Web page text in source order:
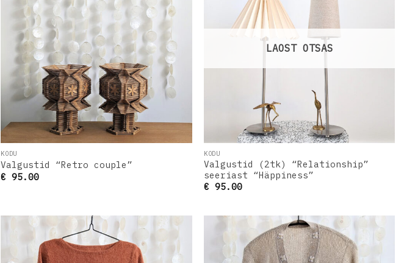
soovinimekirja
KODU
Valgustid “Retro couple”
€ 95.00
soovinimekirja
LAOST OTSAS
KODU
Valgustid (2tk) “Relationship”
seeriast “Häppiness”
€ 95.00